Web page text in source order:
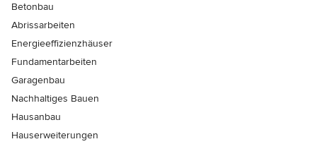
Betonbau
Abrissarbeiten
Energieeffizienzhäuser
Fundamentarbeiten
Garagenbau
Nachhaltiges Bauen
Hausanbau
Hauserweiterungen